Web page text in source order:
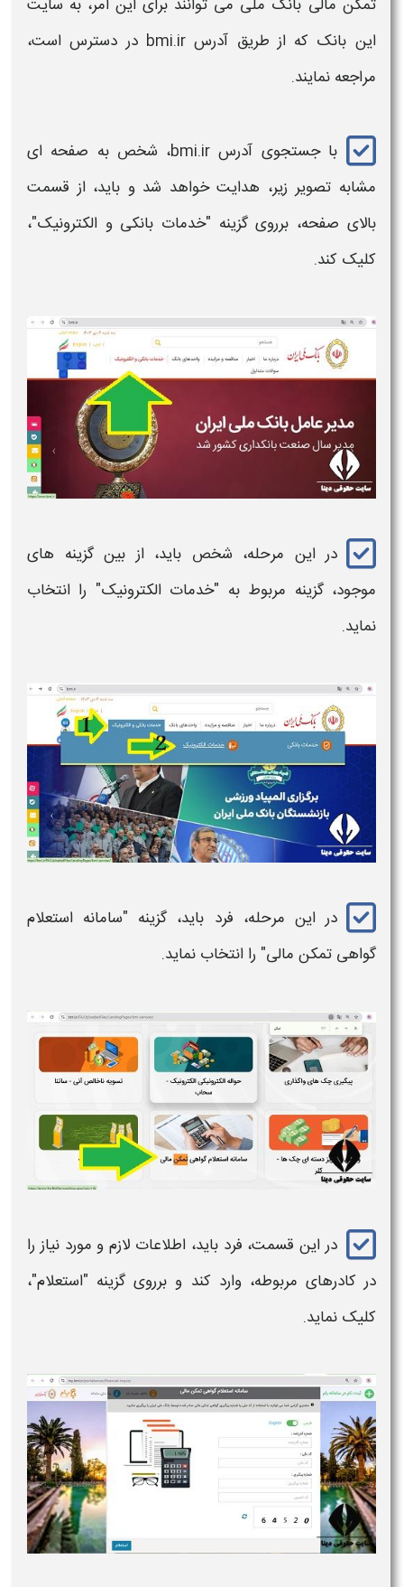
تمکن مالی بانک ملی می توانند برای این امر، به سایت
این بانک
که از طریق آدرس bmi.ir در دسترس است،
مراجعه نمایند.
با جستجوی آدرس bmi.ir، شخص به صفحه ای
مشابه تصویر زیر، هدایت خواهد شد و باید، از قسمت
بالای صفحه، برروی گزینه "خدمات بانکی و الکترونیک"،
کلیک کند.
در این مرحله، شخص باید، از بین گزینه های
موجود، گزینه مربوط به "خدمات الکترونیک" را انتخاب
نماید.
در این مرحله، فرد باید، گزینه "سامانه استعلام
گواهی تمکن مالی" را انتخاب نماید.
در این قسمت، فرد باید، اطلاعات لازم و مورد نیاز را
در کادرهای مربوطه، وارد کند و برروی گزینه "استعلام"،
کلیک نماید.